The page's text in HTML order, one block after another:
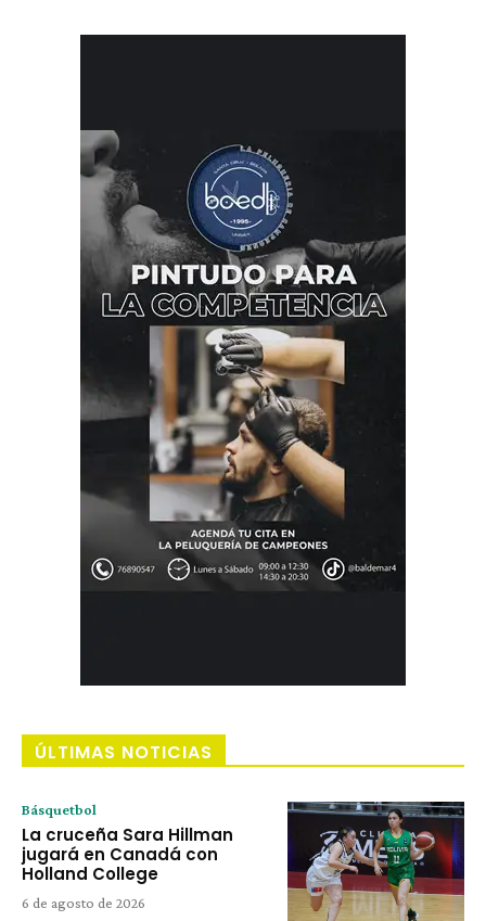
ÚLTIMAS NOTICIAS
Básquetbol
La cruceña Sara Hillman
jugará en Canadá con
Holland College
6 de agosto de 2026